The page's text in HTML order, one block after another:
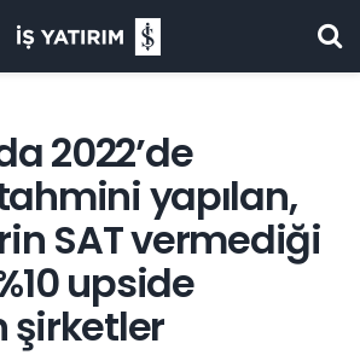
2022’de
yapılan,
SAT vermediği
upside
şirketler